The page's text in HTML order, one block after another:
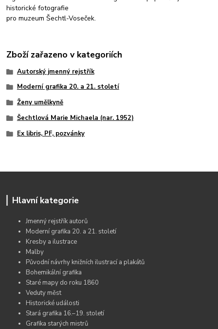
historické fotografie
pro muzeum Šechtl-Voseček.
Zboží zařazeno v kategoriích
Autorský jmenný rejstřík
Moderní grafika 20. a 21. století
Ženy umělkyně
Šechtlová Marie Michaela (nar. 1952)
Ex libris, PF, pozvánky
Hlavní kategorie
Jmenný rejstřík autorů
Moderní grafika 20. a 21. století
Kresby a ilustrace
Malby
Původní návrhy knižních ilustrací a plakátů
Bohemikální grafika
Staré mapy do roku 1860
Veduty měst
Historické události
Stará grafika 16.–19. století
Grafika starých mistrů